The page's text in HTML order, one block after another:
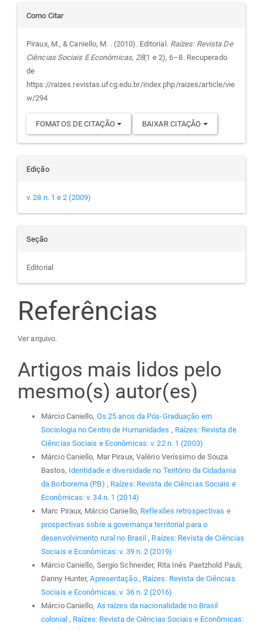
Detalhes
do
artigo
Como Citar
Piraux, M., & Caniello, M. . (2010). Editorial. Raízes: Revista De
Ciências Sociais E Econômicas, 28(1 e 2), 6–8. Recuperado
de
https://raizes.revistas.ufcg.edu.br/index.php/raizes/article/vie
w/294
FOMATOS DE CITAÇÃO BAIXAR CITAÇÃO
Edição
v. 28 n. 1 e 2 (2009)
Seção
Editorial
Referências
Ver arquivo.
Artigos mais lidos pelo
mesmo(s) autor(es)
Márcio Caniello, Os 25 anos da Pós-Graduação em
Sociologia no Centro de Humanidades , Raízes: Revista de
Ciências Sociais e Econômicas: v. 22 n. 1 (2003)
Márcio Caniello, Mar Piraux, Valério Veríssimo de Souza
Bastos, Identidade e diversidade no Teritório da Cidadania
da Borborema (PB) , Raízes: Revista de Ciências Sociais e
Econômicas: v. 34 n. 1 (2014)
Marc Piraux, Márcio Caniello, Reflexões retrospectivas e
prospectivas sobre a governança territorial para o
desenvolvimento rural no Brasil , Raízes: Revista de Ciências
Sociais e Econômicas: v. 39 n. 2 (2019)
Márcio Caniello, Sergio Schneider, Rita Inês Paetzhold Pauli,
Danny Hunter,Apresentação , Raízes: Revista de Ciências
Sociais e Econômicas: v. 36 n. 2 (2016)
Márcio Caniello, As raízes da nacionalidade no Brasil
colonial , Raízes: Revista de Ciências Sociais e Econômicas: